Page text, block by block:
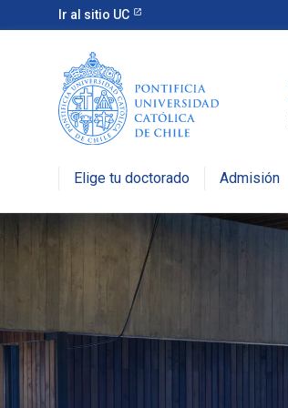
Ir al sitio UC
Elige tu doctorado Admisión